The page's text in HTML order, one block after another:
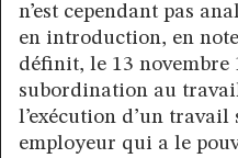
n’est cependant pas
en introduction, en
définit, le 13 novembre
subordination au
l’exécution d’un travail
employeur qui a le